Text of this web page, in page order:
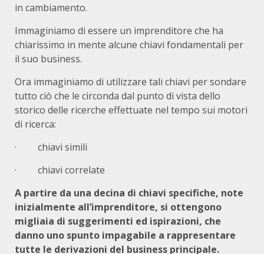
in cambiamento.
Immaginiamo di essere un imprenditore che ha
chiarissimo in mente alcune chiavi fondamentali per
il suo business.
Ora immaginiamo di utilizzare tali chiavi per sondare
tutto ciò che le circonda dal punto di vista dello
storico delle ricerche effettuate nel tempo sui motori
di ricerca:
· chiavi simili
· chiavi correlate
A partire da una decina di chiavi specifiche, note
inizialmente all’imprenditore, si ottengono
migliaia di suggerimenti ed ispirazioni, che
danno uno spunto impagabile a rappresentare
tutte le derivazioni del business principale.